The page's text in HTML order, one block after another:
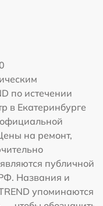
по истечении
в Екатеринбурге
на ремонт,
публичной
Названия и
упоминаются